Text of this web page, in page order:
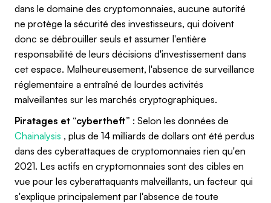
dans le domaine des cryptomonnaies, aucune autorité
ne protège la sécurité des investisseurs, qui doivent
donc se débrouiller seuls et assumer l'entière
responsabilité de leurs décisions d'investissement dans
cet espace. Malheureusement, l'absence de surveillance
réglementaire a entraîné de lourdes activités
malveillantes sur les marchés cryptographiques.
Piratages et “cybertheft” : Selon les données de
Chainalysis , plus de 14 milliards de dollars ont été perdus
dans des cyberattaques de cryptomonnaies rien qu'en
2021. Les actifs en cryptomonnaies sont des cibles en
vue pour les cyberattaquants malveillants, un facteur qui
s'explique principalement par l'absence de toute